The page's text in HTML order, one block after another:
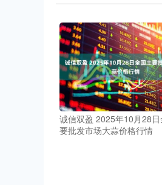
诚信双盈 2025年10月28日
要批发市场大蒜价格行情